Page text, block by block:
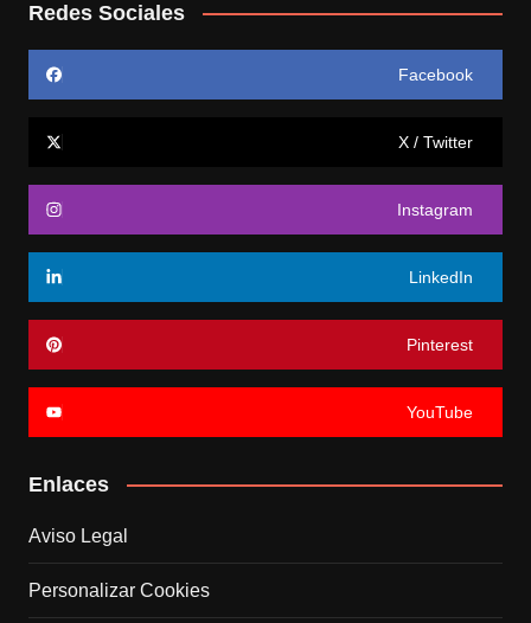
Redes Sociales
Facebook
X / Twitter
Instagram
LinkedIn
Pinterest
YouTube
Enlaces
Aviso Legal
Personalizar Cookies